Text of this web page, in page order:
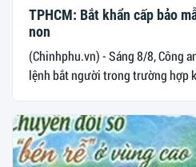
TPHCM: Bắt khẩn cấp bảo
non
(Chinhphu.vn) - Sáng 8/8, Công
lệnh bắt người trong trường hợp